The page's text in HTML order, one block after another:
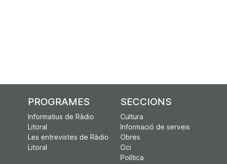
PROGRAMES
Informatius de Ràdio
Litoral
Les entrevistes de Ràdio
Litoral
SECCIONS
Cultura
Informació de serveis
Obres
Oci
Política